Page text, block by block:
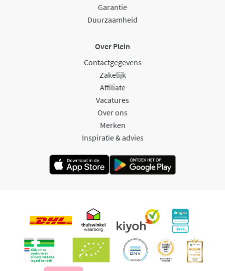
Garantie
Duurzaamheid
Over Plein
Contactgegevens
Zakelijk
Affiliate
Vacatures
Over ons
Merken
Inspiratie & advies